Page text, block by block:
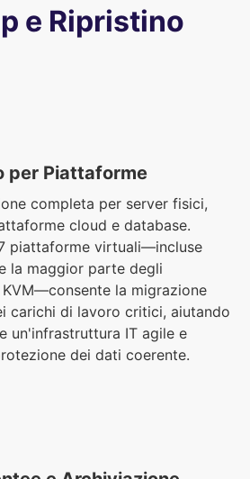
e Ripristino
per Piattaforme
completa per server fisici,
cloud e database.
piattaforme virtuali—incluse
la maggior parte degli
la migrazione
carichi di lavoro critici, aiutando
un'infrastruttura IT agile e
dei dati coerente.